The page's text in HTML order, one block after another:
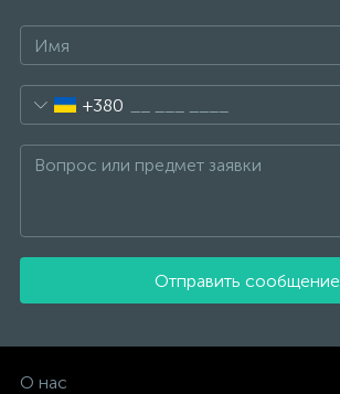
+380
Отправить сообщение
О нас